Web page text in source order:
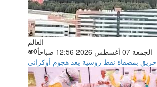
العالم
الجمعة 07 أغسطس 2026 12:56 صباحاً
0
حريق بمصفاة نفط روسية بعد هجوم أوكراني